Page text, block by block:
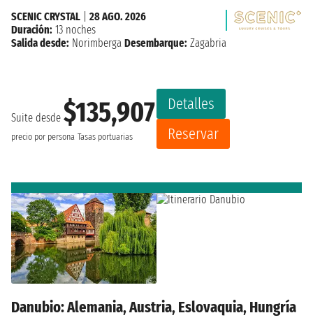
Suite desde $135,907
precio por persona Tasas portuarias
Detalles
Reservar
SCENIC CRYSTAL
28 AGO. 2026
Duración: 13 noches
Salida desde: Norimberga Desembarque: Zagabria
Danubio: Alemania, Austria, Eslovaquia, Hungría